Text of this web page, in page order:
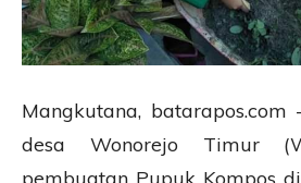
Mangkutana, batarapos.com
desa Wonorejo Timur